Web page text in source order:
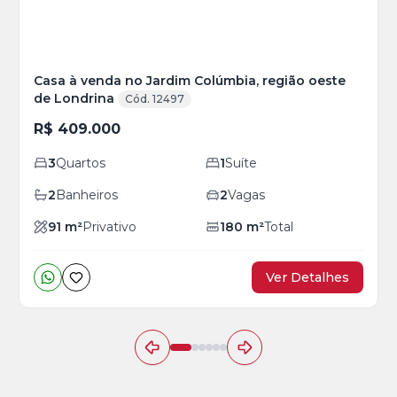
Casa à venda no Jardim Colúmbia, região oeste
de Londrina
Cód. 12497
R$ 409.000
3Quartos 1Suíte
2Banheiros 2Vagas
91 m²Privativo 180 m²Total
Ver Detalhes